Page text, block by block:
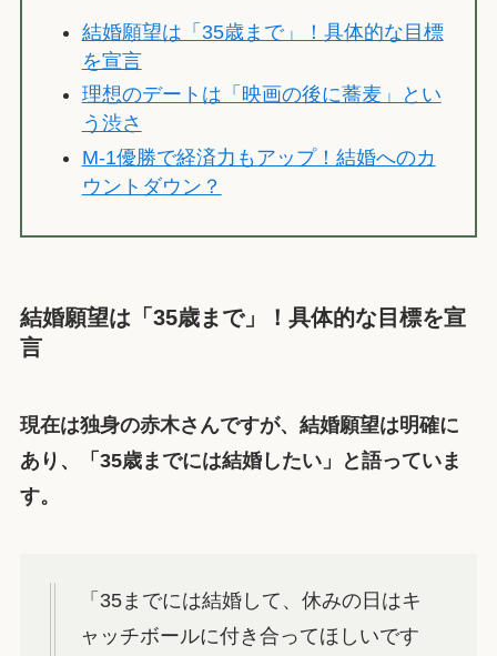
結婚願望は「35歳まで」！具体的な目標
を宣言
理想のデートは「映画の後に蕎麦」とい
う渋さ
M-1優勝で経済力もアップ！結婚へのカ
ウントダウン？
結婚願望は「35歳まで」！具体的な目標を宣
言
現在は独身の赤木さんですが、結婚願望は明確に
あり、「35歳までには結婚したい」と語っていま
す。
「35までには結婚して、休みの日はキ
ャッチボールに付き合ってほしいです